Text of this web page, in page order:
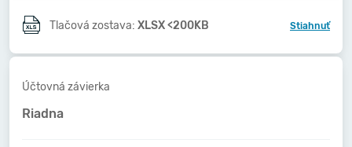
Tlačová zostava: XLSX <200KB Stiahnuť
Účtovná závierka
Riadna